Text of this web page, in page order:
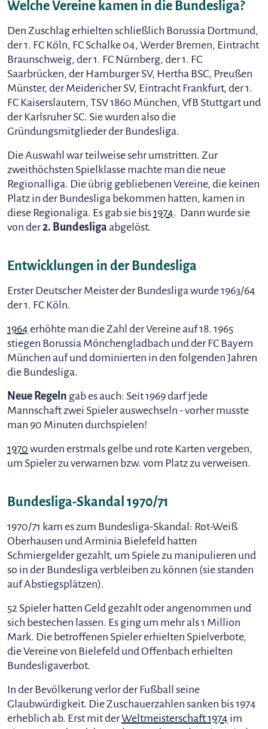
Welche Vereine kamen in die Bundesliga?
Den Zuschlag erhielten schließlich Borussia Dortmund,
der 1. FC Köln, FC Schalke 04, Werder Bremen, Eintracht
Braunschweig, der 1. FC Nürnberg, der 1. FC
Saarbrücken, der Hamburger SV, Hertha BSC, Preußen
Münster, der Meidericher SV, Eintracht Frankfurt, der 1.
FC Kaiserslautern, TSV 1860 München, VfB Stuttgart und
der Karlsruher SC. Sie wurden also die
Gründungsmitglieder der Bundesliga.
Die Auswahl war teilweise sehr umstritten. Zur
zweithöchsten Spielklasse machte man die neue
Regionalliga. Die übrig gebliebenen Vereine, die keinen
Platz in der Bundesliga bekommen hatten, kamen in
diese Regionaliga. Es gab sie bis1974. Dann wurde sie
von der2. Bundesliga abgelöst.
Entwicklungen in der Bundesliga
Erster Deutscher Meister der Bundesliga wurde 1963/64
der 1. FC Köln.
1964 erhöhte man die Zahl der Vereine auf 18. 1965
stiegen Borussia Mönchengladbach und der FC Bayern
München auf und dominierten in den folgenden Jahren
die Bundesliga.
Neue Regeln gab es auch: Seit 1969 darf jede
Mannschaft zwei Spieler auswechseln - vorher musste
man 90 Minuten durchspielen!
1970 wurden erstmals gelbe und rote Karten vergeben,
um Spieler zu verwarnen bzw. vom Platz zu verweisen.
Bundesliga-Skandal 1970/71
1970/71 kam es zum Bundesliga-Skandal: Rot-Weiß
Oberhausen und Arminia Bielefeld hatten
Schmiergelder gezahlt, um Spiele zu manipulieren und
so in der Bundesliga verbleiben zu können (sie standen
auf Abstiegsplätzen).
52 Spieler hatten Geld gezahlt oder angenommen und
sich bestechen lassen. Es ging um mehr als 1 Million
Mark. Die betroffenen Spieler erhielten Spielverbote,
die Vereine von Bielefeld und Offenbach erhielten
Bundesligaverbot.
In der Bevölkerung verlor der Fußball seine
Glaubwürdigkeit. Die Zuschauerzahlen sanken bis 1974
erheblich ab. Erst mit derWeltmeisterschaft 1974 im